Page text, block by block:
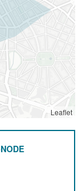
Leaflet